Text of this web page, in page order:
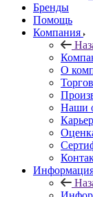
Бренды
Помощь
Компания
О
Наши